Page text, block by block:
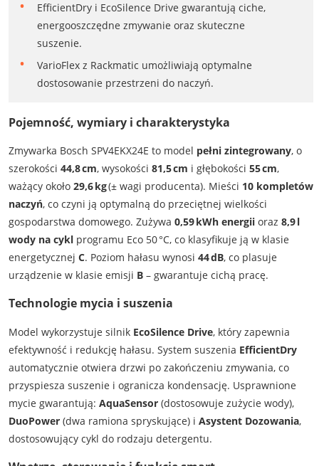
EfficientDry i EcoSilence Drive gwarantują ciche,
energooszczędne zmywanie oraz skuteczne
suszenie.
VarioFlex z Rackmatic umożliwiają optymalne
dostosowanie przestrzeni do naczyń.
Pojemność, wymiary i charakterystyka
Zmywarka Bosch SPV4EKX24E to model pełni zintegrowany, o
szerokości 44,8 cm, wysokości 81,5 cm i głębokości 55 cm,
ważący około 29,6 kg(± wagi producenta). Mieści 10 kompletów
naczyń, co czyni ją optymalną do przeciętnej wielkości
gospodarstwa domowego. Zużywa 0,59 kWh energiioraz 8,9 l
wody na cyklprogramu Eco 50 °C, co klasyfikuje ją w klasie
energetycznej C. Poziom hałasu wynosi 44 dB, co plasuje
urządzenie w klasie emisji B– gwarantuje cichą pracę.
Technologie mycia i suszenia
Model wykorzystuje silnik EcoSilence Drive, który zapewnia
efektywność i redukcję hałasu. System suszenia EfficientDry
automatycznie otwiera drzwi po zakończeniu zmywania, co
przyspiesza suszenie i ogranicza kondensację. Usprawnione
mycie gwarantują: AquaSensor(dostosowuje zużycie wody),
DuoPower(dwa ramiona spryskujące) i Asystent Dozowania,
dostosowujący cykl do rodzaju detergentu.